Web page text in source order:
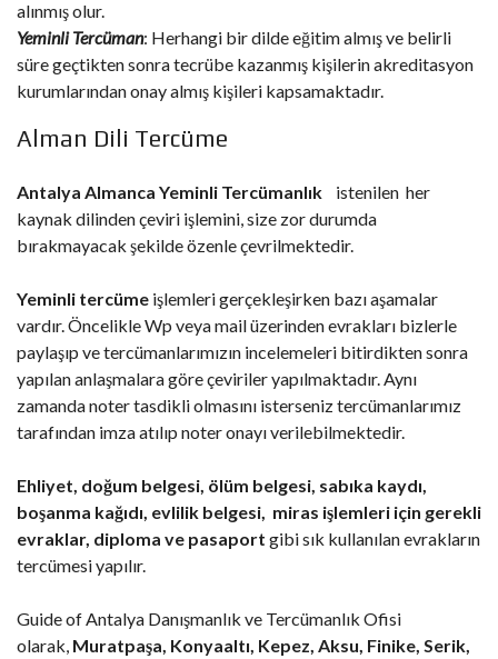
alınmış olur.
Yeminli Tercüman: Herhangi bir dilde eğitim almış ve belirli
süre geçtikten sonra tecrübe kazanmış kişilerin akreditasyon
kurumlarından onay almış kişileri kapsamaktadır.
Alman Dili Tercüme
Antalya Almanca Yeminli Tercümanlık
istenilen her
kaynak dilinden çeviri işlemini, size zor durumda
bırakmayacak şekilde özenle çevrilmektedir.
Yeminli tercüme işlemleri gerçekleşirken bazı aşamalar
vardır. Öncelikle Wp veya mail üzerinden evrakları bizlerle
paylaşıp ve tercümanlarımızın incelemeleri bitirdikten sonra
yapılan anlaşmalara göre çeviriler yapılmaktadır. Aynı
zamanda noter tasdikli olmasını isterseniz tercümanlarımız
tarafından imza atılıp noter onayı verilebilmektedir.
Ehliyet, doğum belgesi, ölüm belgesi, sabıka kaydı,
boşanma kağıdı, evlilik belgesi, miras işlemleri için gerekli
evraklar, diploma ve pasaport gibi sık kullanılan evrakların
tercümesi yapılır.
Guide of Antalya Danışmanlık ve Tercümanlık Ofisi
olarak, Muratpaşa, Konyaaltı, Kepez, Aksu, Finike, Serik,